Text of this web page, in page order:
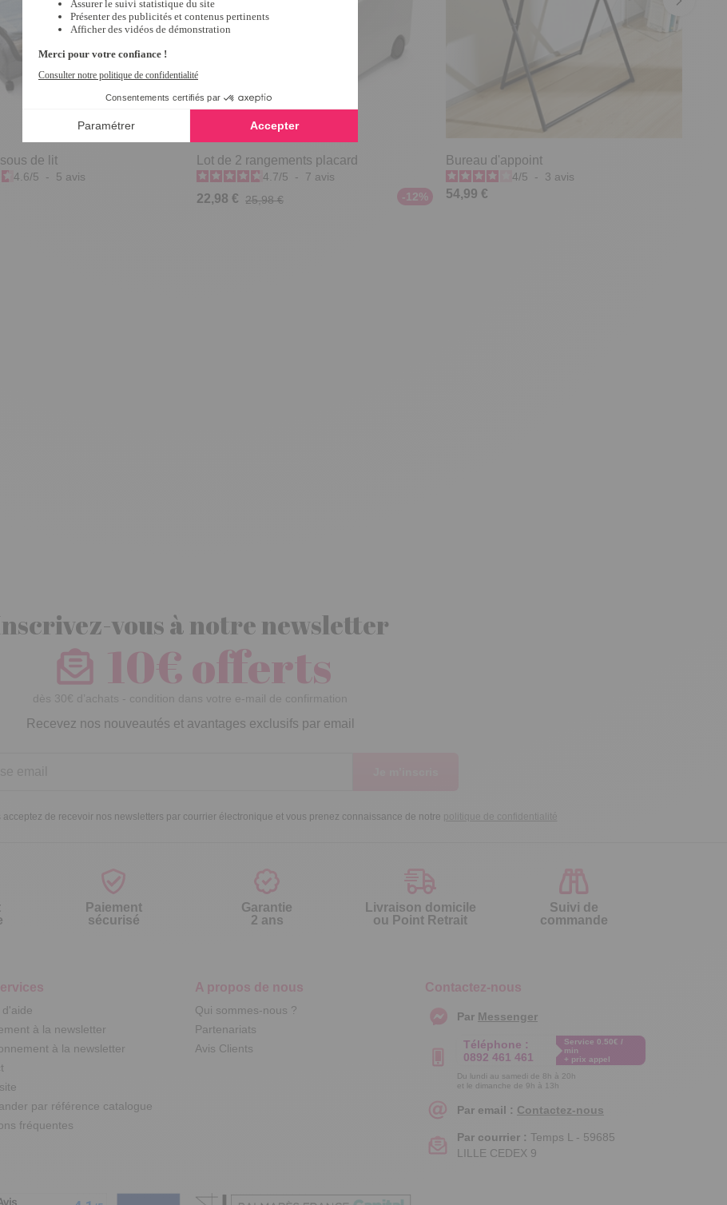
de lit
4.6/5 - 5 avis
Lot de 2 rangements placard
4.7/5 - 7 avis
22,98 € 25,98 € -12%
Bureau d'appoint
4/5 - 3 avis
54,99 €
vous à notre newsletter
10€ offerts
dès 30€ d’achats - condition dans votre e-mail de confirmation
Recevez nos nouveautés et avantages exclusifs par email
de recevoir nos newsletters par courrier électronique et vous prenez connaissance de notre politique de confidentialité
Paiement
sécurisé
Garantie
2 ans
Livraison domicile
ou Point Retrait
Suivi de
commande
d'aide
à la newsletter
à la newsletter
par référence catalogue
fréquentes
A propos de nous
Qui sommes-nous ?
Partenariats
Avis Clients
Contactez-nous
Par Messenger
Téléphone :
0892 461 461
Service 0.50€ /
min
+ prix appel
Du lundi au samedi de 8h à 20h
et le dimanche de 9h à 13h
Par email : Contactez-nous
Par courrier : Temps L - 59685
LILLE CEDEX 9